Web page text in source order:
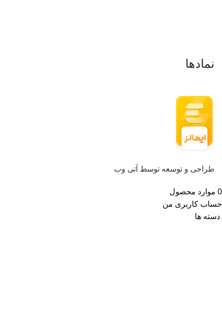
نمادها
طراحی و توسعه توسط آتی وب
0 موارد محصول
حساب کاربری من
دسته ها